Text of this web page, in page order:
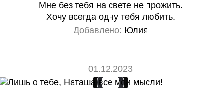
Мне без тебя на свете не прожить.
Хочу всегда одну тебя любить.
Добавлено: Юлия
01.12.2023